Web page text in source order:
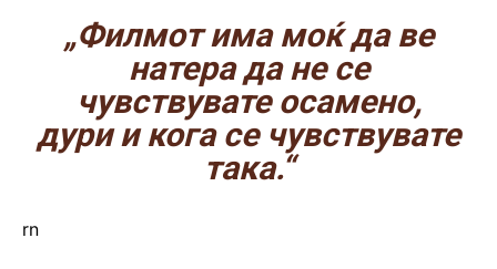
„Филмот има моќ да ве
натера да не се
чувствувате осамено,
дури и кога се чувствувате
така.“
rn